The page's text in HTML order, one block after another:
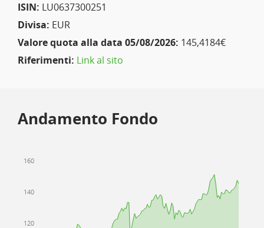
ISIN: LU0637300251
Divisa: EUR
Valore quota alla data 05/08/2026: 145,4184€
Riferimenti: Link al sito
Andamento Fondo
120
140
160